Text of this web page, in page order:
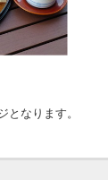
となります。